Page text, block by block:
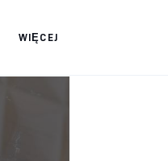
WIĘCEJ